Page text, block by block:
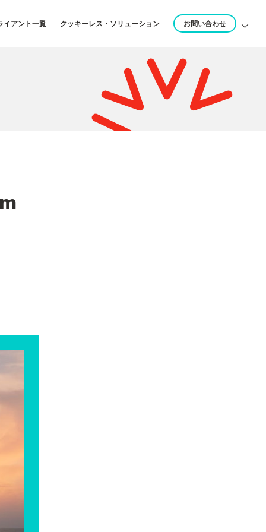
イアント一覧 クッキーレス・ソリューション お問い合わせ